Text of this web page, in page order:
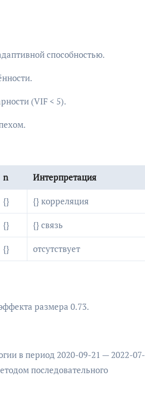
способностью.
(VIF < 5).
n Интерпретация
{} {} корреляция
{} {} связь
{} отсутствует
размера 0.73.
в период 2020-09-21 — 2022-07-
последовательного